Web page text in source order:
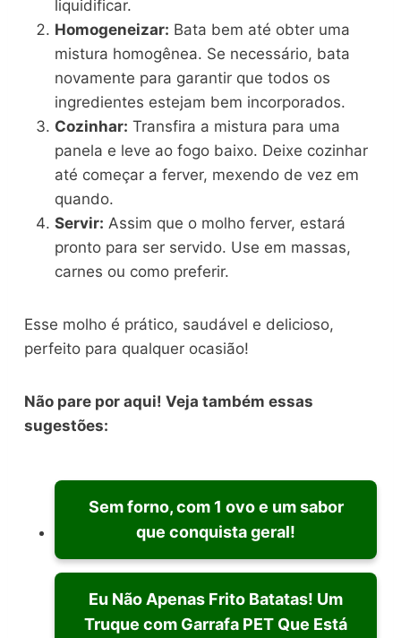
liquidificar.
Homogeneizar: Bata bem até obter uma
mistura homogênea. Se necessário, bata
novamente para garantir que todos os
ingredientes estejam bem incorporados.
Cozinhar: Transfira a mistura para uma
panela e leve ao fogo baixo. Deixe cozinhar
até começar a ferver, mexendo de vez em
quando.
Servir: Assim que o molho ferver, estará
pronto para ser servido. Use em massas,
carnes ou como preferir.
Esse molho é prático, saudável e delicioso,
perfeito para qualquer ocasião!
Não pare por aqui! Veja também essas
sugestões:
Sem forno, com 1 ovo e um sabor
que conquista geral!
Eu Não Apenas Frito Batatas! Um
Truque com Garrafa PET Que Está